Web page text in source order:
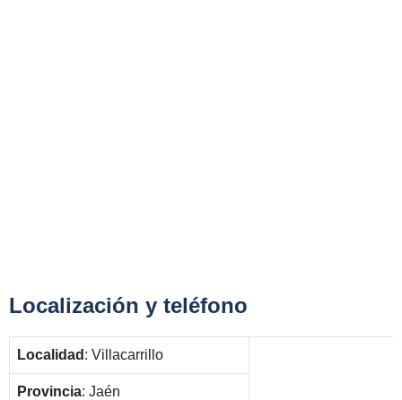
Localización y teléfono
Localidad : Villacarrillo
Provincia: Jaén